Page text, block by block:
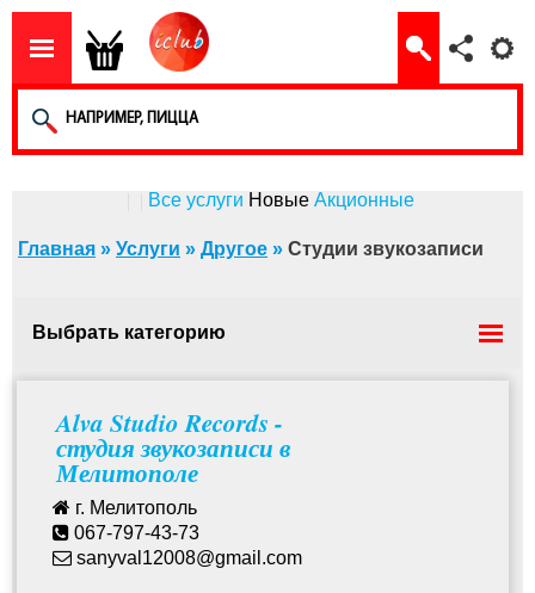
Все услуги Новые Акционные
Главная » Услуги » Другое » Студии звукозаписи
Выбрать категорию
Вода питьевая - доставка
Alva Studio Records -
студия звукозаписи в
Мелитополе
г. Мелитополь
067-797-43-73
sanyval12008@gmail.com